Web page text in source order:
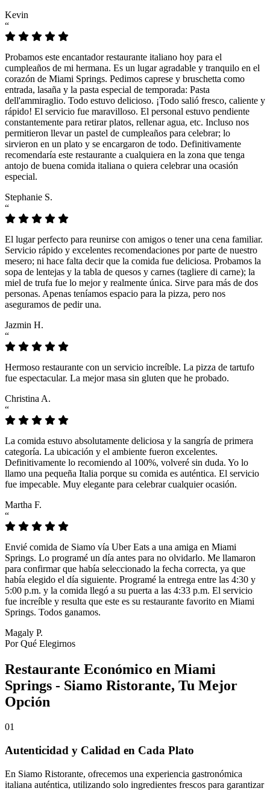
Kevin
“
Probamos este encantador restaurante italiano hoy para el
cumpleaños de mi hermana. Es un lugar agradable y tranquilo en el
corazón de Miami Springs. Pedimos caprese y bruschetta como
entrada, lasaña y la pasta especial de temporada: Pasta
dell'ammiraglio. Todo estuvo delicioso. ¡Todo salió fresco, caliente y
rápido! El servicio fue maravilloso. El personal estuvo pendiente
constantemente para retirar platos, rellenar agua, etc. Incluso nos
permitieron llevar un pastel de cumpleaños para celebrar; lo
sirvieron en un plato y se encargaron de todo. Definitivamente
recomendaría este restaurante a cualquiera en la zona que tenga
antojo de buena comida italiana o quiera celebrar una ocasión
especial.
Stephanie S.
“
El lugar perfecto para reunirse con amigos o tener una cena familiar.
Servicio rápido y excelentes recomendaciones por parte de nuestro
mesero; ni hace falta decir que la comida fue deliciosa. Probamos la
sopa de lentejas y la tabla de quesos y carnes (tagliere di carne); la
miel de trufa fue lo mejor y realmente única. Sirve para más de dos
personas. Apenas teníamos espacio para la pizza, pero nos
aseguramos de pedir una.
Jazmin H.
“
Hermoso restaurante con un servicio increíble. La pizza de tartufo
fue espectacular. La mejor masa sin gluten que he probado.
Christina A.
“
La comida estuvo absolutamente deliciosa y la sangría de primera
categoría. La ubicación y el ambiente fueron excelentes.
Definitivamente lo recomiendo al 100%, volveré sin duda. Yo lo
llamo una pequeña Italia porque su comida es auténtica. El servicio
fue impecable. Muy elegante para celebrar cualquier ocasión.
Martha F.
“
Envié comida de Siamo vía Uber Eats a una amiga en Miami
Springs. Lo programé un día antes para no olvidarlo. Me llamaron
para confirmar que había seleccionado la fecha correcta, ya que
había elegido el día siguiente. Programé la entrega entre las 4:30 y
5:00 p.m. y la comida llegó a su puerta a las 4:33 p.m. El servicio
fue increíble y resulta que este es su restaurante favorito en Miami
Springs. Todos ganamos.
Magaly P.
Por Qué Elegirnos
Restaurante Económico en Miami
Springs - Siamo Ristorante, Tu Mejor
Opción
01
Autenticidad y Calidad en Cada Plato
En Siamo Ristorante, ofrecemos una experiencia gastronómica
italiana auténtica, utilizando solo ingredientes frescos para garantizar